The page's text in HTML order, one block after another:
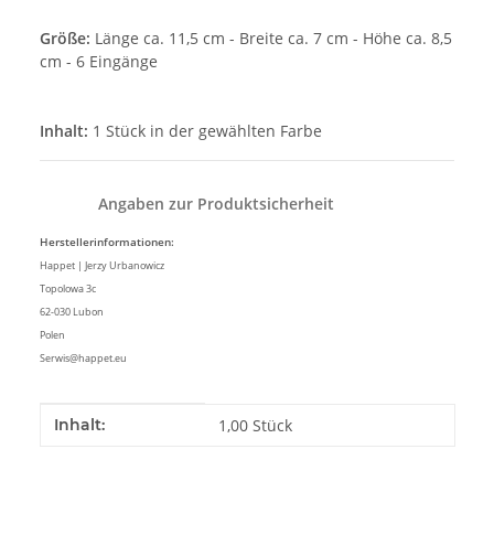
Größe: Länge ca. 11,5 cm - Breite ca. 7 cm - Höhe ca. 8,5
cm - 6 Eingänge
Inhalt: 1 Stück in der gewählten Farbe
Angaben zur Produktsicherheit
Herstellerinformationen:
Happet | Jerzy Urbanowicz
Topolowa 3c
62-030 Lubon
Polen
Serwis@happet.eu
Produkteigenschaft
Wert
Inhalt: 1,00 Stück